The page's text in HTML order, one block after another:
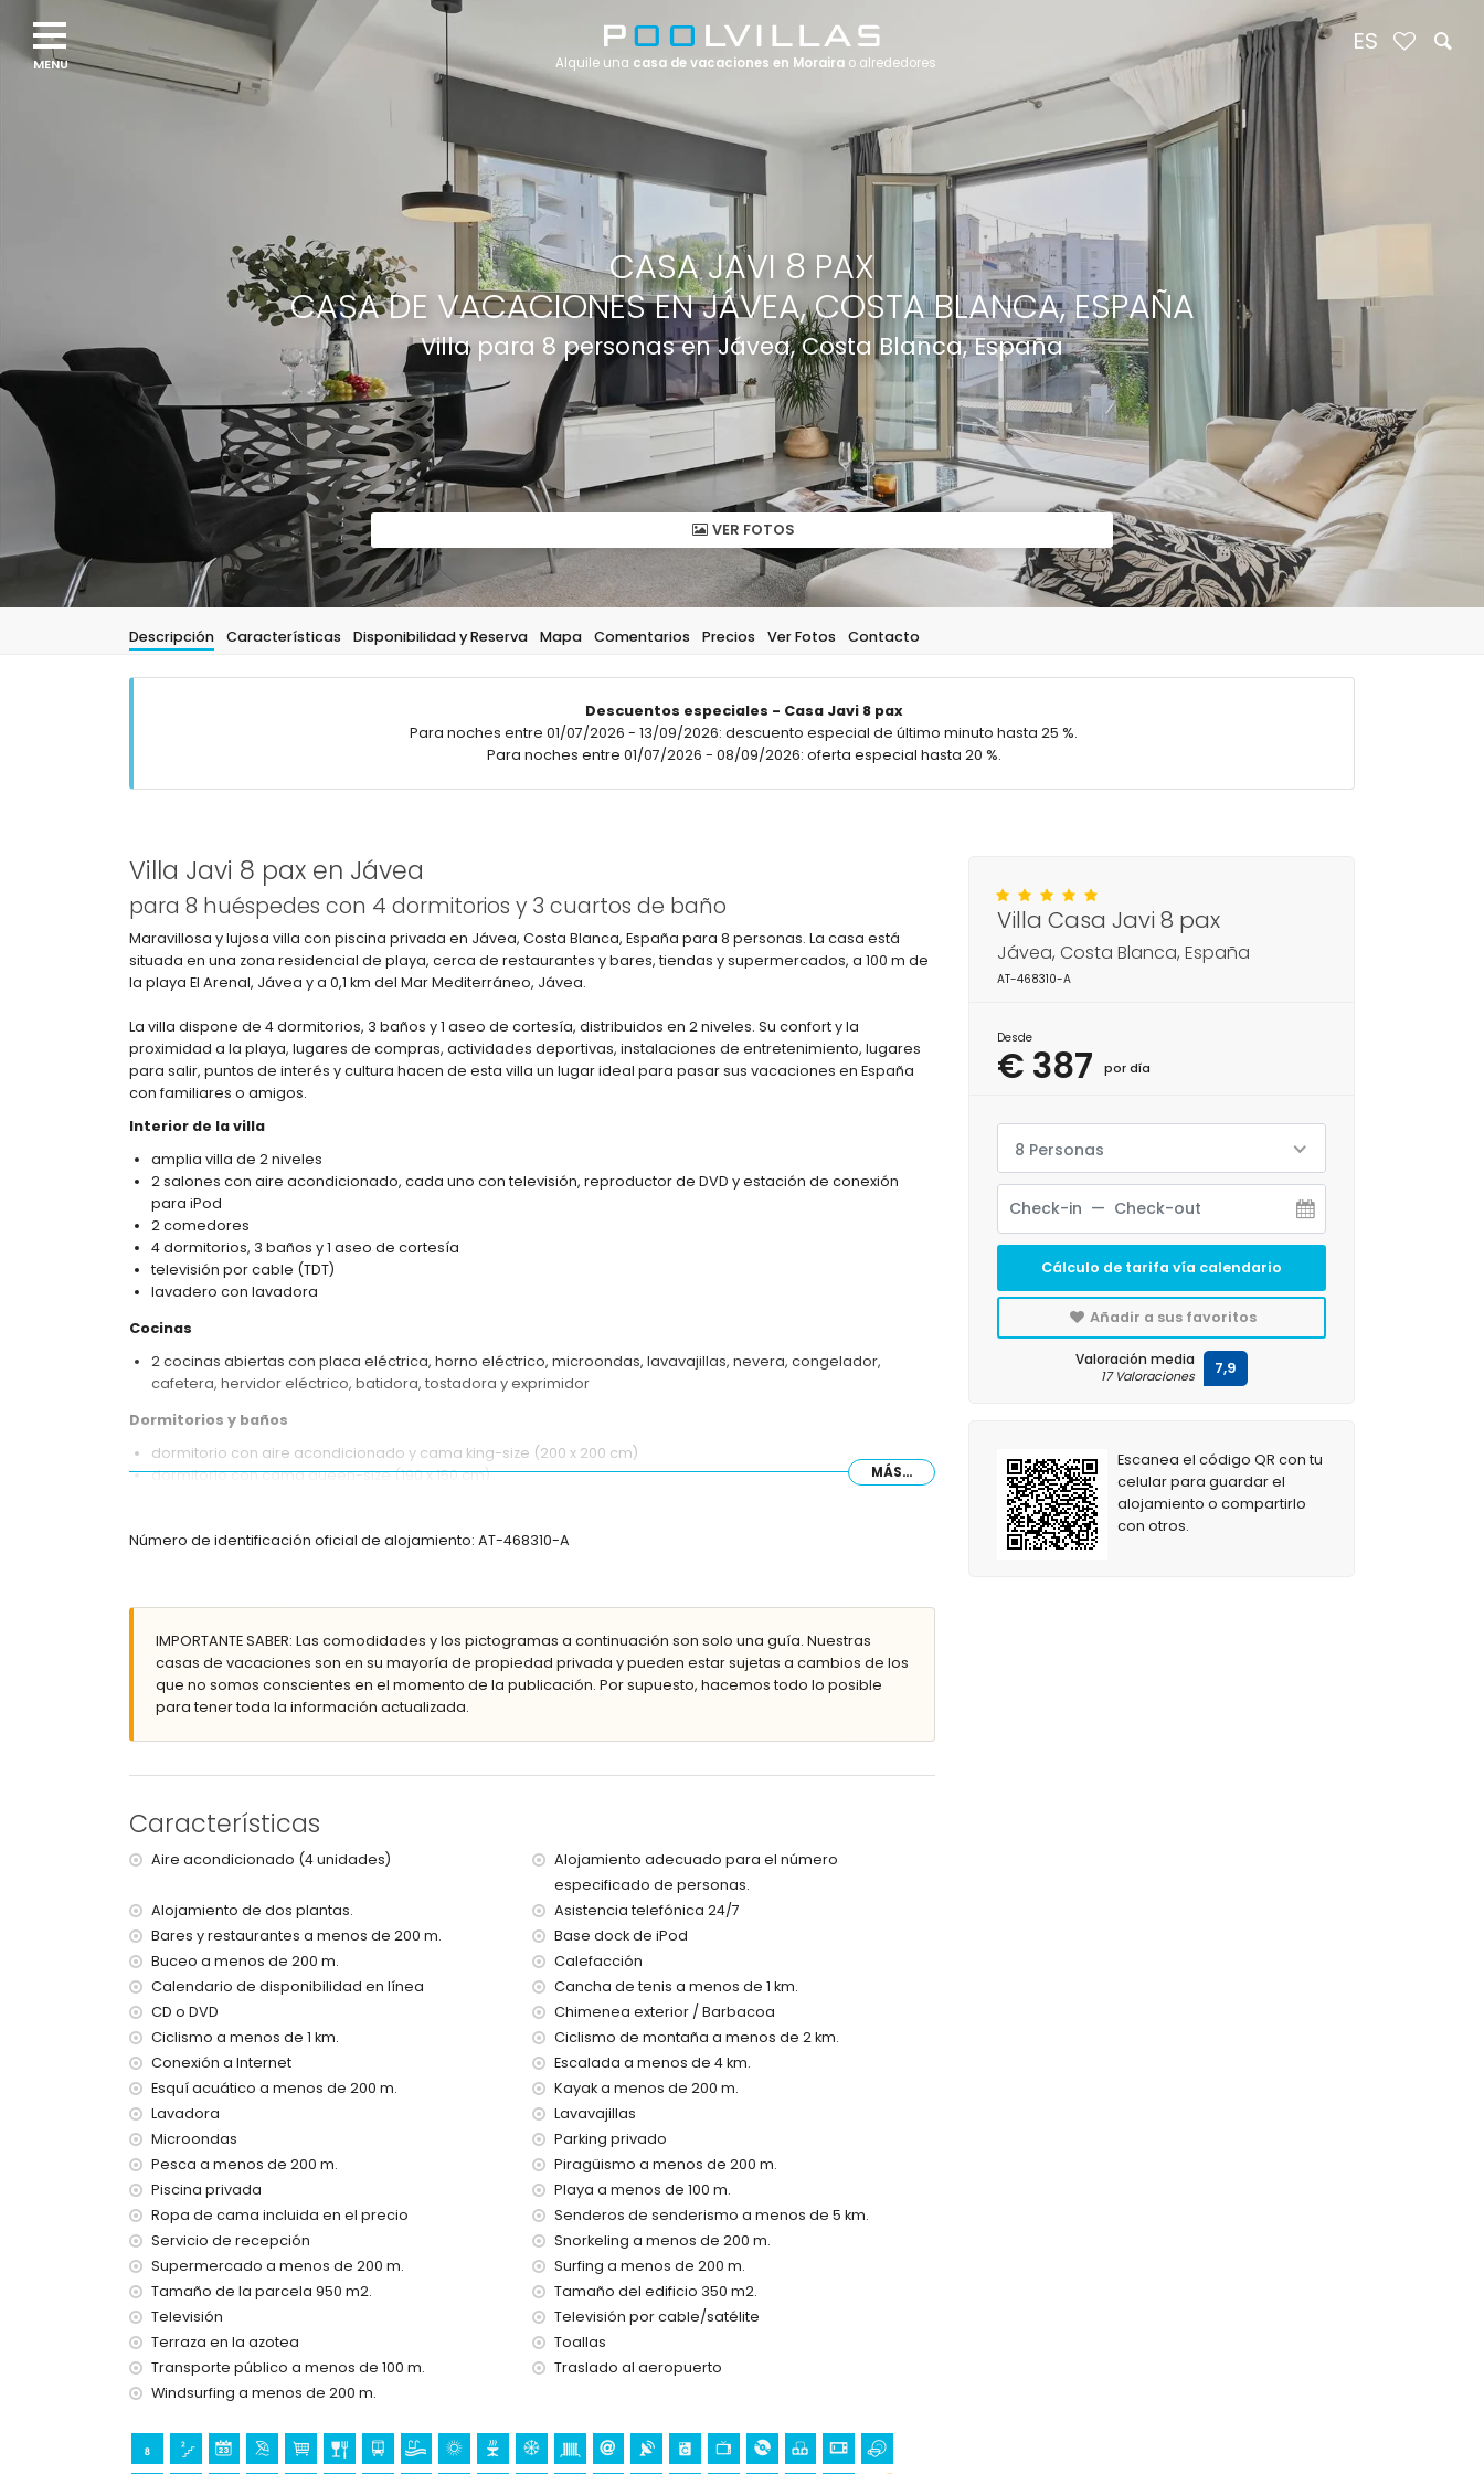
CASA JAVI 8 PAX
CASA DE VACACIONES EN JÁVEA, COSTA BLANCA, ESPAÑA
Villa para 8 personas en Jávea, Costa Blanca, España
VER FOTOS
Descripción Características Disponibilidad y Reserva Mapa Comentarios Precios Ver Fotos Contacto
Descuentos especiales - Casa Javi 8 pax
Para noches entre 01/07/2026 - 13/09/2026: descuento especial de último minuto hasta 25 %.
Para noches entre 01/07/2026 - 08/09/2026: oferta especial hasta 20 %.
Villa Javi 8 pax en Jávea
para 8 huéspedes con 4 dormitorios y 3 cuartos de baño
Maravillosa y lujosa villa con piscina privada en Jávea, Costa Blanca, España para 8 personas. La casa está
situada en una zona residencial de playa, cerca de restaurantes y bares, tiendas y supermercados, a 100 m de
la playa El Arenal, Jávea y a 0,1 km del Mar Mediterráneo, Jávea.
La villa dispone de 4 dormitorios, 3 baños y 1 aseo de cortesía, distribuidos en 2 niveles. Su confort y la
proximidad a la playa, lugares de compras, actividades deportivas, instalaciones de entretenimiento, lugares
para salir, puntos de interés y cultura hacen de esta villa un lugar ideal para pasar sus vacaciones en España
con familiares o amigos.
Interior de la villa
amplia villa de 2 niveles
2 salones con aire acondicionado, cada uno con televisión, reproductor de DVD y estación de conexión
para iPod
2 comedores
4 dormitorios, 3 baños y 1 aseo de cortesía
televisión por cable (TDT)
lavadero con lavadora
Cocinas
2 cocinas abiertas con placa eléctrica, horno eléctrico, microondas, lavavajillas, nevera, congelador,
cafetera, hervidor eléctrico, batidora, tostadora y exprimidor
Dormitorios y baños
dormitorio con aire acondicionado y cama king-size (200 x 200 cm)
dormitorio con cama queen-size (190 x 150 cm)
baño con lavabo individual, combinación bañera/ducha y wc
parcela vallada
piscina privada de 6 m x 3 m y 2 m de profundidad
barbacoa
ducha exterior
zona de estar y comedor exterior
Más información
pueblo más cercano: Jávea (a menos de 2 kilómetros de la villa)
orilla o ribera más cercana: el Mar Mediterráneo, Jávea (a menos de 100 metros de la villa)
playa más cercana: El Arenal, Jávea (a menos de 100 metros de la villa)
puerto más cercano: Nou Fontana, Jávea (a menos de 200 metros de la villa)
parque más cercano: Pinosol, Jávea (a menos de 1000 metros de la villa)
aeropuerto más cercano: Alicante (a menos de 100 kilómetros de la villa)
segundo aeropuerto más cercano: Valencia (> 100 kilómetros)
transporte público cercano: autobús a menos de 100 metros
no se admiten mascotas
El alojamiento es muy adecuado para familias con niños
Instalaciones y servicios incluidos en el precio del alquiler de la villa
internet (WiFi)
aspiradora, plancha y tabla de planchar
ropa de cama y toallas
servicio de recepción y servicio de emergencia 24 horas
calefacción y aire acondicionado
Instalaciones y servicios con coste extra
servicio de aeropuerto
cama extra y camas/cunas para niños (bajo demanda)
Actividades de entretenimiento y ocio para sus vacaciones en Jávea, Costa Blanca
paseo marítimo (El Arenal y Jávea) (a menos de 500 metros de la casa)
cine y teatro (a menos de 5 kilómetros de la casa)
Lugares de interés y cultura en Jávea, Costa Blanca
museo (Histórico de Jávea, Jávea), iglesia (San Bartolomé, Pueblo, Jávea), ruina (Molinos de Viento, Jávea),
MÁS...
Número de identificación oficial de alojamiento: AT-468310-A
IMPORTANTE SABER: Las comodidades y los pictogramas a continuación son solo una guía. Nuestras
casas de vacaciones son en su mayoría de propiedad privada y pueden estar sujetas a cambios de los
que no somos conscientes en el momento de la publicación. Por supuesto, hacemos todo lo posible
para tener toda la información actualizada.
Características
Aire acondicionado (4 unidades)
Alojamiento adecuado para el número
especificado de personas.
Alojamiento de dos plantas.
Asistencia telefónica 24/7
Bares y restaurantes a menos de 200 m.
Base dock de iPod
Buceo a menos de 200 m.
Calefacción
Calendario de disponibilidad en línea
Cancha de tenis a menos de 1 km.
CD o DVD
Chimenea exterior / Barbacoa
Ciclismo a menos de 1 km.
Ciclismo de montaña a menos de 2 km.
Conexión a Internet
Escalada a menos de 4 km.
Esquí acuático a menos de 200 m.
Kayak a menos de 200 m.
Lavadora
Lavavajillas
Microondas
Parking privado
Pesca a menos de 200 m.
Piragüismo a menos de 200 m.
Piscina privada
Playa a menos de 100 m.
Ropa de cama incluida en el precio
Senderos de senderismo a menos de 5 km.
Servicio de recepción
Snorkeling a menos de 200 m.
Supermercado a menos de 200 m.
Surfing a menos de 200 m.
Tamaño de la parcela 950 m2.
Tamaño del edificio 350 m2.
Televisión
Televisión por cable/satélite
Terraza en la azotea
Toallas
Transporte público a menos de 100 m.
Traslado al aeropuerto
Windsurfing a menos de 200 m.
Villa Casa Javi 8 pax
Jávea, Costa Blanca, España
AT-468310-A
Desde
€ 387 por día
8 Personas
Cálculo de tarifa vía calendario
Añadir a sus favoritos
Valoración media
17 Valoraciones 7,9
Escanea el código QR con tu
celular para guardar el
alojamiento o compartirlo
con otros.
Alquile una casa de vacaciones en Morairao alrededores
ES